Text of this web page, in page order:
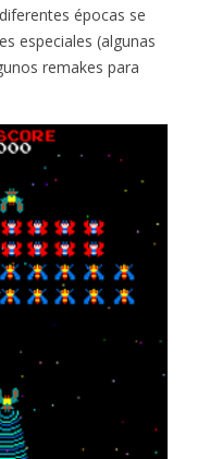
épocas se
especiales (algunas
remakes para